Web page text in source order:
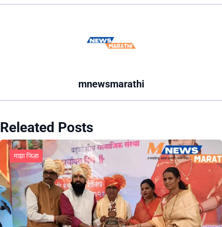
mnewsmarathi
Releated Posts
माझा जिल्हा